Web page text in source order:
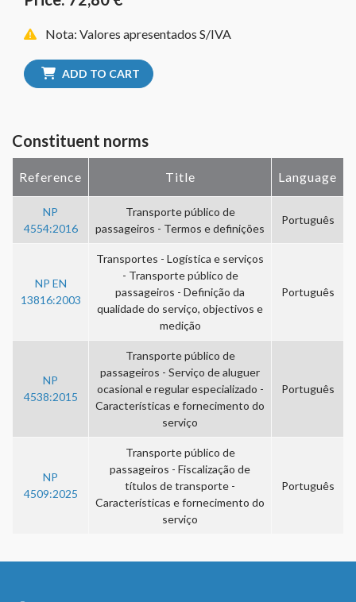
Nota: Valores apresentados S/IVA
ADD TO CART
Constituent norms
Reference Title Language
NP
4554:2016
Transporte público de
passageiros - Termos e definições
Português
NP EN
13816:2003
Transportes - Logística e serviços
- Transporte público de
passageiros - Definição da
qualidade do serviço, objectivos e
medição
Português
NP
4538:2015
Transporte público de
passageiros - Serviço de aluguer
ocasional e regular especializado -
Características e fornecimento do
serviço
Português
NP
4509:2025
Transporte público de
passageiros - Fiscalização de
títulos de transporte -
Características e fornecimento do
serviço
Português